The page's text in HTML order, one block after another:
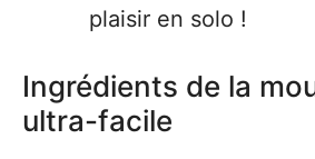
plaisir en solo !
Ingrédients de la
ultra-facile